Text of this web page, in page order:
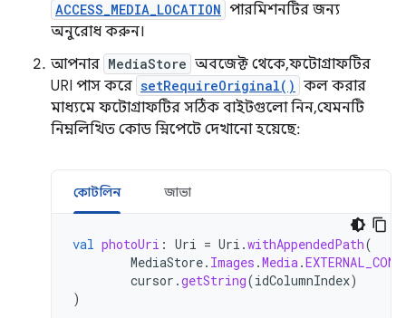
ACCESS_MEDIA_LOCATION পারমিশনটির জন্য
অনুরোধ করুন।
আপনার MediaStore অবজেক্ট থেকে, ফটোগ্রাফটির
URI পাস করে setRequireOriginal() কল করার
মাধ্যমে ফটোগ্রাফটির সঠিক বাইটগুলো নিন, যেমনটি
নিম্নলিখিত কোড স্নিপেটে দেখানো হয়েছে:
কোটলিন জাভা
val photoUri : Uri = Uri .withAppendedPath(
MediaStore. Images .Media.
cursor .getString(idColumnIndex)
)